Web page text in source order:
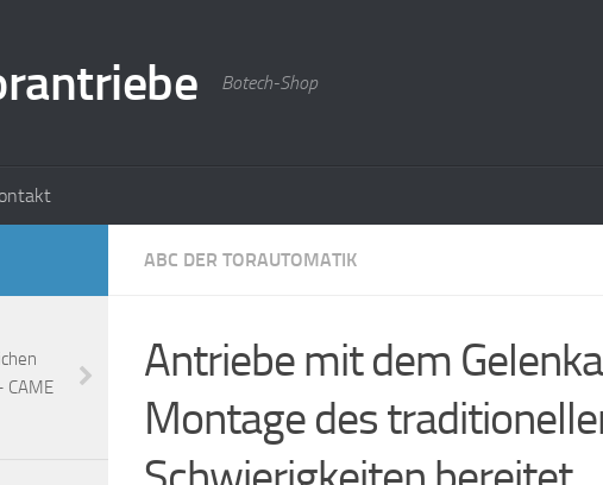
Botech-Shop
ABC DER TORAUTOMATIK
Antriebe mit dem
Montage des
CAME